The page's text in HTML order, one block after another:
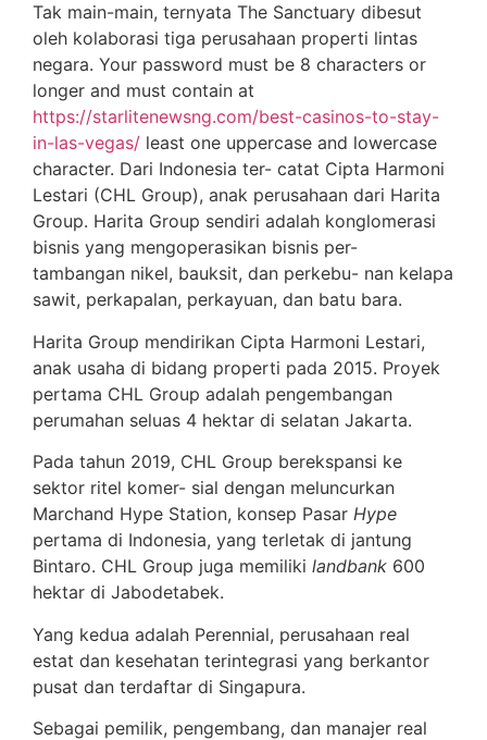
Tak main-main, ternyata The Sanctuary dibesut
oleh kolaborasi tiga perusahaan properti lintas
negara. Your password must be 8 characters or
longer and must contain at
https://starlitenewsng.com/best-casinos-to-stay-
in-las-vegas/ least one uppercase and lowercase
character. Dari Indonesia ter- catat Cipta Harmoni
Lestari (CHL Group), anak perusahaan dari Harita
Group. Harita Group sendiri adalah konglomerasi
bisnis yang mengoperasikan bisnis per-
tambangan nikel, bauksit, dan perkebu- nan kelapa
sawit, perkapalan, perkayuan, dan batu bara.
Harita Group mendirikan Cipta Harmoni Lestari,
anak usaha di bidang properti pada 2015. Proyek
pertama CHL Group adalah pengembangan
perumahan seluas 4 hektar di selatan Jakarta.
Pada tahun 2019, CHL Group berekspansi ke
sektor ritel komer- sial dengan meluncurkan
Marchand Hype Station, konsep Pasar Hype
pertama di Indonesia, yang terletak di jantung
Bintaro. CHL Group juga memiliki landbank 600
hektar di Jabodetabek.
Yang kedua adalah Perennial, perusahaan real
estat dan kesehatan terintegrasi yang berkantor
pusat dan terdaftar di Singapura.
Sebagai pemilik, pengembang, dan manajer real